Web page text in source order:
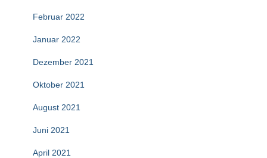
Februar 2022
Januar 2022
Dezember 2021
Oktober 2021
August 2021
Juni 2021
April 2021